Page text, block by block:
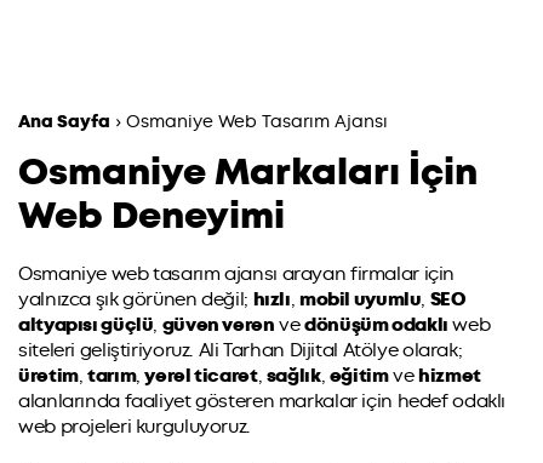
Ana Sayfa › Osmaniye Web Tasarım Ajansı
Osmaniye Markaları İçin
Web Deneyimi
Osmaniye web tasarım ajansı arayan firmalar için
yalnızca şık görünen değil; hızlı, mobil uyumlu, SEO
altyapısı güçlü, güven veren vedönüşüm odaklı web
siteleri geliştiriyoruz. Ali Tarhan Dijital Atölye olarak;
üretim, tarım,yerel ticaret, sağlık, eğitimvehizmet
alanlarında faaliyet gösteren markalar için hedef odaklı
web projeleri kurguluyoruz.